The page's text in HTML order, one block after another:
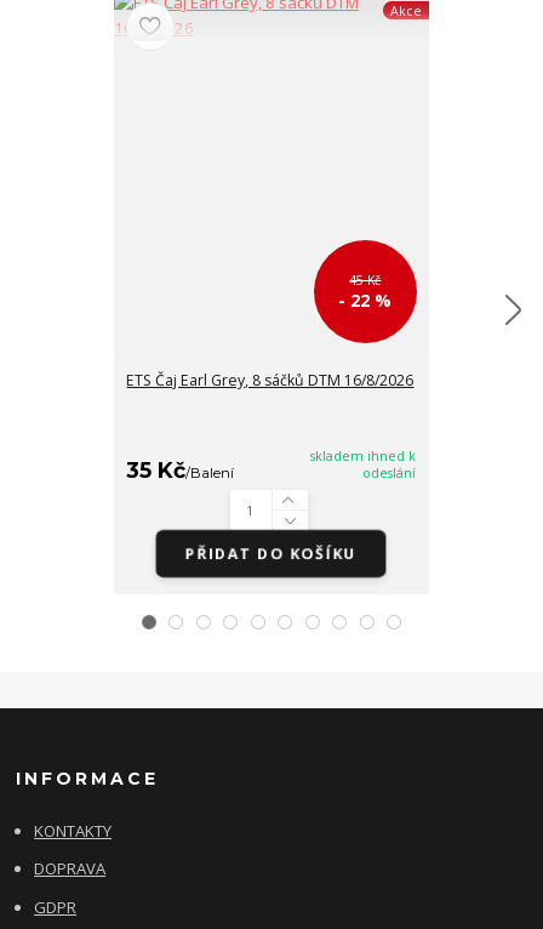
Akce
45 Kč
- 22 %
ETS Čaj Earl Grey, 8 sáčků DTM 16/8/2026
35 Kč/Balení
skladem ihned k
odeslání
PŘIDAT DO KOŠÍKU
INFORMACE
KONTAKTY
DOPRAVA
GDPR